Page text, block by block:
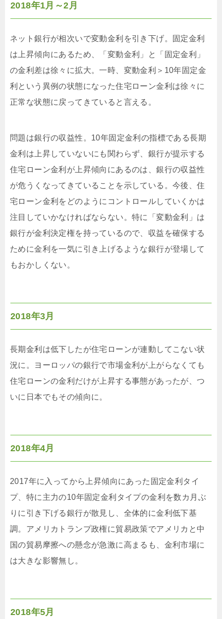
2018年1月～2月
ネット銀行が相次いで変動金利を引き下げ。固定金利
は上昇傾向にあるため、「変動金利」と「固定金利」
の金利差は徐々に拡大。一時、変動金利＞10年固定金
利という異例の状態になった住宅ローン金利は徐々に
正常な状態に戻ってきていると言える。
問題は銀行の収益性。10年固定金利の指標である長期
金利は上昇していないにも関わらず、銀行が提示する
住宅ローン金利が上昇傾向にあるのは、銀行の収益性
が危うくなってきていることを示している。今後、住
宅ローン金利をどのようにコントロールしていくかは
注目していかなければならない。特に「変動金利」は
銀行が金利決定権を持っているので、収益を確保する
ために金利を一気に引き上げるような銀行が登場して
もおかしくない。
2018年3月
長期金利は低下したが住宅ローンが連動してこない状
況に。ヨーロッパの銀行で市場金利が上がらなくても
住宅ローンの金利だけが上昇する事態があったが、つ
いに日本でもその傾向に。
2018年4月
2017年に入ってから上昇傾向にあった固定金利タイ
プ、特に主力の10年固定金利タイプの金利を数カ月ぶ
りに引き下げる銀行が散見し、全体的に金利低下基
調。アメリカトランプ政権に貿易政策でアメリカと中
国の貿易摩擦への懸念が急激に高まるも、金利市場に
は大きな影響無し。
2018年5月